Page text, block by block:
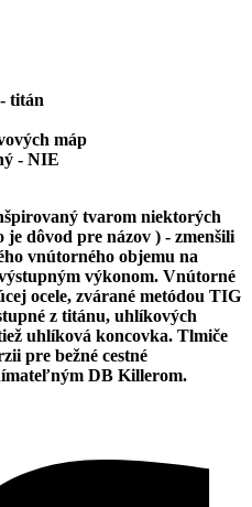
titán
máp
- NIE
tvarom niektorých
dôvod pre názov ) - zmenšili
vnútorného objemu na
výkonom. Vnútorné
ocele, zvárané metódou TIG
z titánu, uhlíkových
uhlíková koncovka. Tlmiče
pre bežné cestné
DB Killerom.